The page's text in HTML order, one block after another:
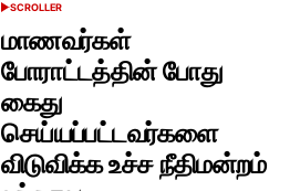
POSTED
SCROLLER
மாணவர்கள்
போராட்டத்தின் போது
கைது
செய்யப்பட்டவர்களை
விடுவிக்க உச்ச நீதிமன்றம்